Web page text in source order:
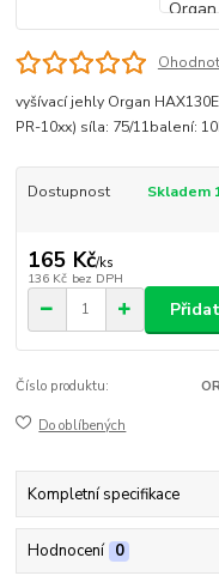
vyšívací jehly Organ
PR-10xx) síla: 75/11balení:
Dostupnost Skladem
165 Kč/ks
136 Kč bez DPH
Číslo produktu:
Do oblíbených
Kompletní specifikace
Hodnocení 0